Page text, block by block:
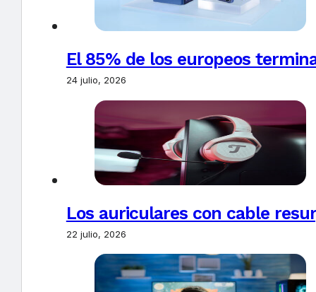
El 85% de los europeos
24 julio, 2026
Los auriculares con cable
22 julio, 2026